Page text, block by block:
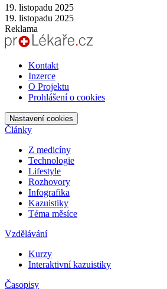
19. listopadu 2025
19. listopadu 2025
Reklama
Kontakt
Inzerce
O Projektu
Prohlášení o cookies
Nastavení cookies
Články
Z medicíny
Technologie
Lifestyle
Rozhovory
Infografika
Kazuistiky
Téma měsíce
Vzdělávání
Kurzy
Interaktivní kazuistiky
Časopisy